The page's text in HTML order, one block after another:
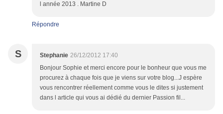
l année 2013 . Martine D
Répondre
S Stephanie 26/12/2012 17:40
Bonjour Sophie et merci encore pour le bonheur que vous me
procurez à chaque fois que je viens sur votre blog...J espère
vous rencontrer réellement comme vous le dites si justement
dans l article qui vous ai dédié du dernier Passion fil...